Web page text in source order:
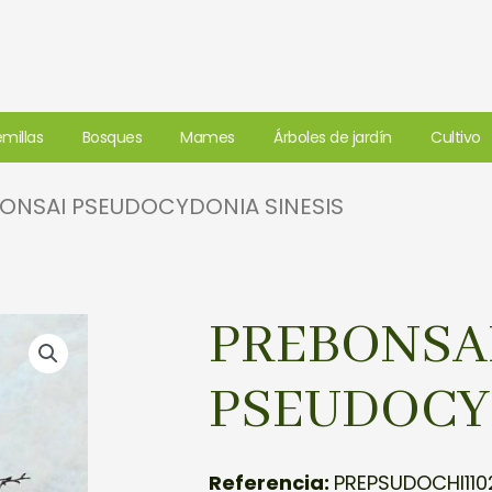
Bosques Mames Árboles de jardín Cultivo
PSEUDOCYDONIA SINESIS
Referencia: